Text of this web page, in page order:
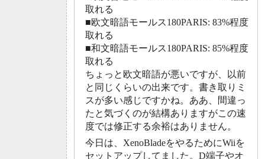
取れる
■欧文暗語モールス180PARIS: 83%程度
取れる
■和文暗語モールス180PARIS: 85%程度
取れる
ちょっと欧文暗語が悪いですが、以前
と同じくらいの出来です。書き取りミ
スが多い感じですかね。ああ、間違っ
たと気づくのが結構ありますがこの速
度では修正する余裕はありません。
今日は、XenoBladeをやるためにWiiを
セットアップしてました。D端子やオ